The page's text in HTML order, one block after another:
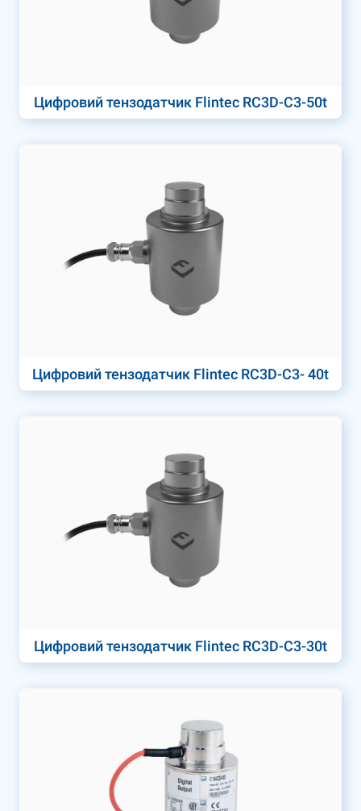
Цифровий тензодатчик Flintec RC3D-C3-50t
Цифровий тензодатчик Flintec RC3D-C3- 40t
Цифровий тензодатчик Flintec RC3D-C3-30t